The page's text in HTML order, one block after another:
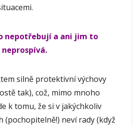
nepotřebují a ani jim to
neprospívá.
silně protektivní výchovy
tak), což, mimo mnoho
k tomu, že si v jakýchkoliv
(pochopitelně!) neví rady (když